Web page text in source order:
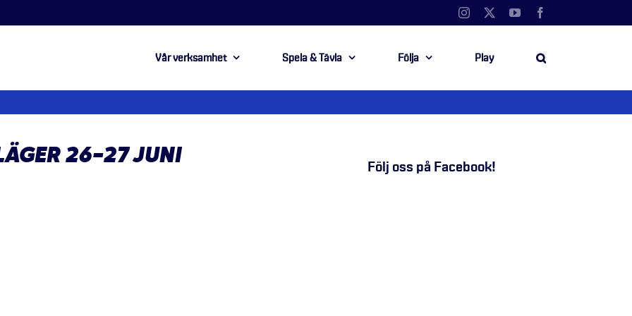
Instagram YouTube
Vår verksamhet Spela & Tävla Följa Play
26-27 JUNI Följ oss på Facebook!